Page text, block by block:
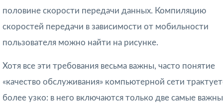
половине скорости передачи данных. Компиляцию
скоростей передачи в зависимости от мобильности
пользователя можно найти на рисунке.
Хотя все эти требования весьма важны, часто понятие
«качество обслужива­ния» компьютерной сети
более узко: в него включаются только две самые